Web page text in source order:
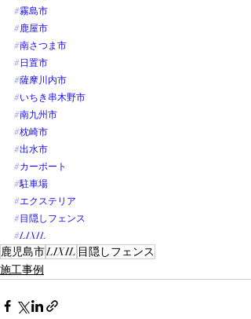
#霧島市
#鹿屋市
#南さつま市
#日置市
#薩摩川内市
#いちき串木野市
#南九州市
#枕崎市
#出水市
#カーポート
#駐車場
#エクステリア
#目隠しフェンス
#LIXIL
鹿児島市LIXIL 目隠しフェンス
施工事例